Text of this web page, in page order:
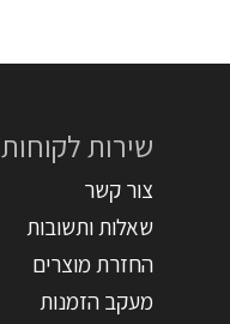
שירות לקוחות
צור קשר
שאלות ותשובות
החזרת מוצרים
מעקב הזמנות